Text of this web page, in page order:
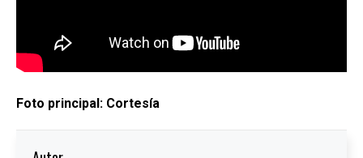
Foto principal: Cortesía